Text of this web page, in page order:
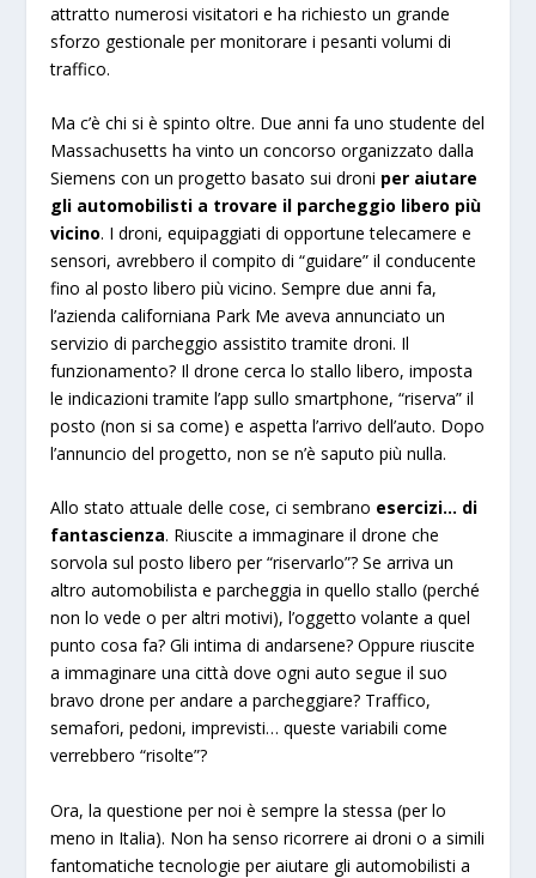
attratto numerosi visitatori e ha richiesto un grande
sforzo gestionale per monitorare i pesanti volumi di
traffico.
Ma c’è chi si è spinto oltre. Due anni fa uno studente del
Massachusetts ha vinto un concorso organizzato dalla
Siemens con un progetto basato sui droni per aiutare
gli automobilisti a trovare il parcheggio libero più
vicino. I droni, equipaggiati di opportune telecamere e
sensori, avrebbero il compito di “guidare” il conducente
fino al posto libero più vicino. Sempre due anni fa,
l’azienda californiana Park Me aveva annunciato un
servizio di parcheggio assistito tramite droni. Il
funzionamento? Il drone cerca lo stallo libero, imposta
le indicazioni tramite l’app sullo smartphone, “riserva” il
posto (non si sa come) e aspetta l’arrivo dell’auto. Dopo
l’annuncio del progetto, non se n’è saputo più nulla.
Allo stato attuale delle cose, ci sembrano esercizi… di
fantascienza. Riuscite a immaginare il drone che
sorvola sul posto libero per “riservarlo”? Se arriva un
altro automobilista e parcheggia in quello stallo (perché
non lo vede o per altri motivi), l’oggetto volante a quel
punto cosa fa? Gli intima di andarsene? Oppure riuscite
a immaginare una città dove ogni auto segue il suo
bravo drone per andare a parcheggiare? Traffico,
semafori, pedoni, imprevisti… queste variabili come
verrebbero “risolte”?
Ora, la questione per noi è sempre la stessa (per lo
meno in Italia). Non ha senso ricorrere ai droni o a simili
fantomatiche tecnologie per aiutare gli automobilisti a